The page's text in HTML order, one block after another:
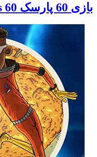
بازی 60 پارسک 60 Parsecs! برای کامپیوتر